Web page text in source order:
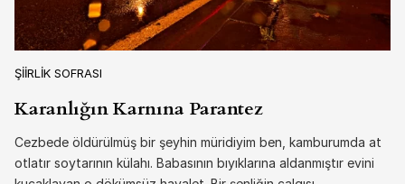
ŞIIRLIK SOFRASI
Karanlığın Karnına Parantez
Cezbede öldürülmüş bir şeyhin müridiyim ben, kamburumda at
otlatır soytarının külahı. Babasının bıyıklarına aldanmıştır evini